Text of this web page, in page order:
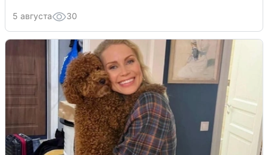
5 августа 30